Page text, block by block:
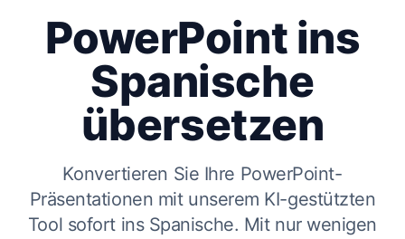
PowerPoint ins
Spanische
übersetzen
Konvertieren Sie Ihre PowerPoint-
Präsentationen mit unserem KI-gestützten
Tool sofort ins Spanische. Mit nur wenigen